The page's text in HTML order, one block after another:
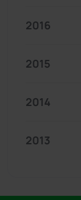
2016
2015
2014
2013